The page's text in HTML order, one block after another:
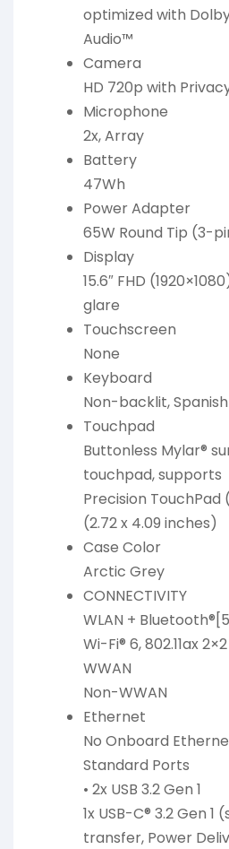
optimized with
Audio™
Camera
HD 720p with
Microphone
2x, Array
Battery
47Wh
Power Adapter
65W Round Tip (3-
Display
15.6″ FHD
glare
Touchscreen
None
Keyboard
Non-backlit,
Touchpad
Buttonless Mylar®
touchpad, supports
Precision TouchPad
(2.72 x 4.09 inches)
Case Color
Arctic Grey
CONNECTIVITY
WLAN +
Wi-Fi® 6, 802.11ax
WWAN
Non-WWAN
Ethernet
No Onboard
Standard Ports
• 2x USB 3.2 Gen 1
1x USB-C® 3.2 Gen
transfer, Power